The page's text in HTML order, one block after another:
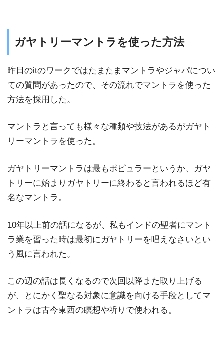
ガヤトリーマントラを使った方法
昨日のitのワークではたまたまマントラやジャパについ
ての質問があったので、その流れでマントラを使った
方法を採用した。
マントラと言っても様々な種類や技法があるがガヤト
リーマントラを使った。
ガヤトリーマントラは最もポピュラーというか、ガヤ
トリーに始まりガヤトリーに終わると言われるほど有
名なマントラ。
10年以上前の話になるが、私もインドの聖者にマント
ラ業を習った時は最初にガヤトリーを唱えなさいとい
う風に言われた。
この辺の話は長くなるので次回以降また取り上げる
が、とにかく聖なる対象に意識を向ける手段としてマ
ントラは古今東西の瞑想や祈りで使われる。